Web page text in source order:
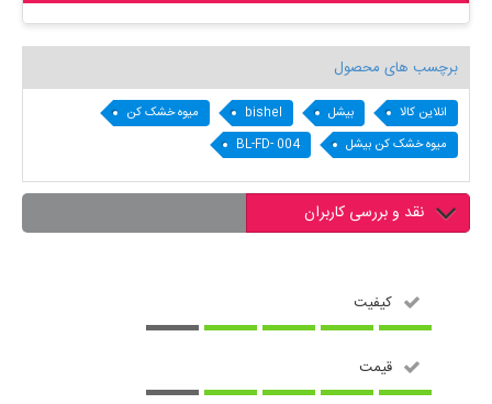
برچسب های محصول
انلاین کالا بیشل bishel
میوه خشک کن
میوه خشک کن بیشل
BL-FD- 004
نقد و بررسی کاربران
کیفیت
قیمت